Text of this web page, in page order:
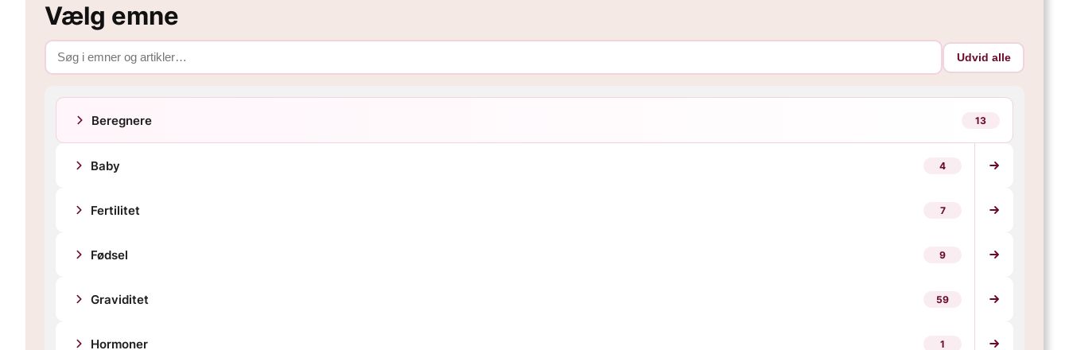
Vælg emne
Udvid alle
Beregnere 13
Baby 4
Fertilitet 7
Fødsel 9
Graviditet 59
Hormoner 1